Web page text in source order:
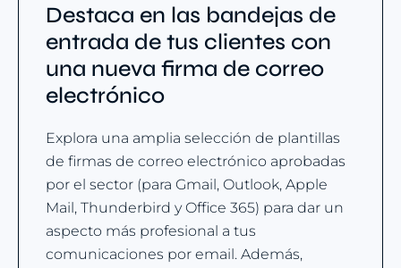
Destaca en las bandejas de
entrada de tus clientes con
una nueva firma de correo
electrónico
Explora una amplia selección de plantillas
de firmas de correo electrónico aprobadas
por el sector (para Gmail, Outlook, Apple
Mail, Thunderbird y Office 365) para dar un
aspecto más profesional a tus
comunicaciones por email. Además,